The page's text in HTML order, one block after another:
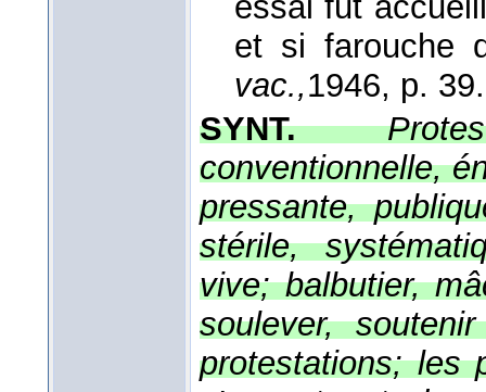
et si farouche
vac.,1946, p. 39.
SYNT.
conventionnelle,
pressante,
stérile,
vive; balbutier,
soulever,
protestations; les